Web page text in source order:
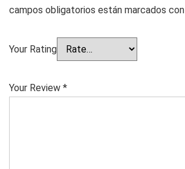
campos obligatorios están marcados con
Your Rating
Your Review *